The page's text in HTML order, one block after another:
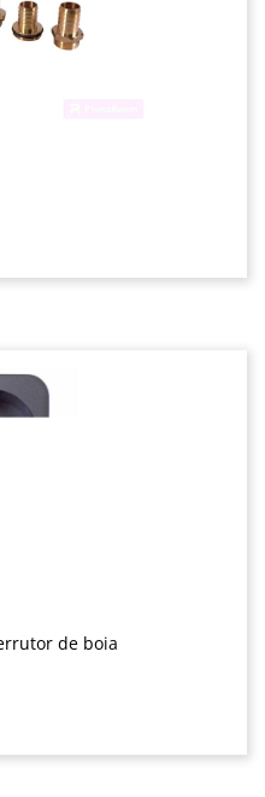
de boia